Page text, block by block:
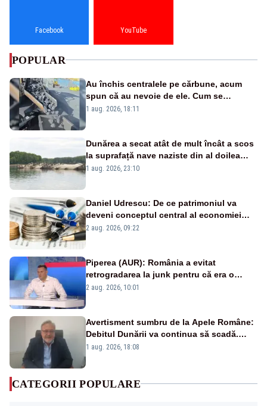
Facebook YouTube
POPULAR
Au închis centralele pe cărbune, acum
spun că au nevoie de ele. Cum se
pasează vina în plină criză energetică
1 aug. 2026, 18:11
Dunărea a secat atât de mult încât a scos
la suprafață nave naziste din al doilea
război mondial
1 aug. 2026, 23:10
Daniel Udrescu: De ce patrimoniul va
deveni conceptul central al economiei
viitoare?
2 aug. 2026, 09:22
Piperea (AUR): România a evitat
retrogradarea la junk pentru că era o
catastrofă pentru bănci și fondurile de
2 aug. 2026, 10:01
Avertisment sumbru de la Apele Române:
Debitul Dunării va continua să scadă.
Cernavodă s-ar putea închide în 4 zile
1 aug. 2026, 18:08
CATEGORII POPULARE